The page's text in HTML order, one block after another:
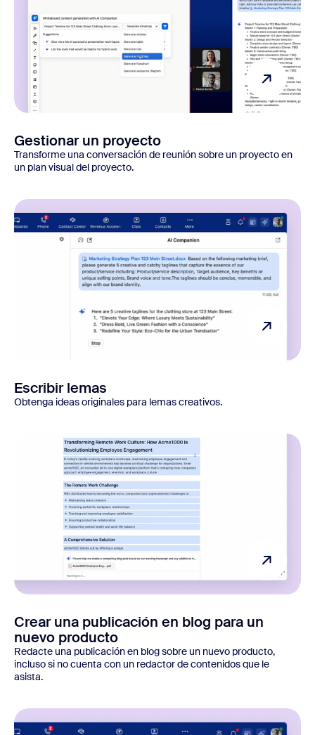
Gestionar un proyecto
Transforme una conversación de reunión sobre un proyecto en
un plan visual del proyecto.
Escribir lemas
Obtenga ideas originales para lemas creativos.
Crear una publicación en blog para un
nuevo producto
Redacte una publicación en blog sobre un nuevo producto,
incluso si no cuenta con un redactor de contenidos que le
asista.